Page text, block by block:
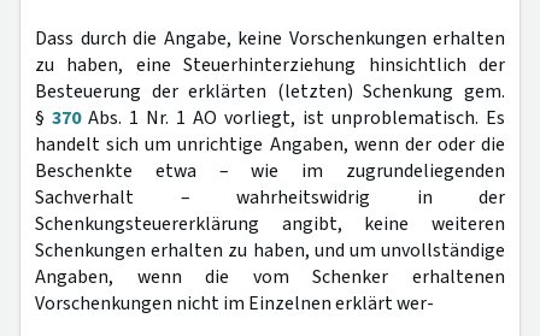
Dass durch die Angabe, keine Vorschenkungen erhalten
zu haben, eine Steuerhinterziehung hinsichtlich der
Besteuerung der erklärten (letzten) Schenkung gem.
§ 370Abs. 1 Nr. 1 AO vorliegt, ist unproblematisch. Es
handelt sich um unrichtige Angaben, wenn der oder die
Beschenkte etwa – wie im zugrundeliegenden
Sachverhalt – wahrheitswidrig in der
Schenkungsteuererklärung angibt, keine weiteren
Schenkungen erhalten zu haben, und um unvollständige
Angaben, wenn die vom Schenker erhaltenen
Vorschenkungen nicht im Einzelnen erklärt wer-